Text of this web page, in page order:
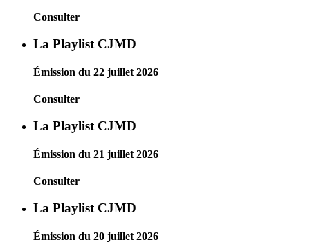
Consulter
La Playlist CJMD
Émission du 22 juillet 2026
Consulter
La Playlist CJMD
Émission du 21 juillet 2026
Consulter
La Playlist CJMD
Émission du 20 juillet 2026